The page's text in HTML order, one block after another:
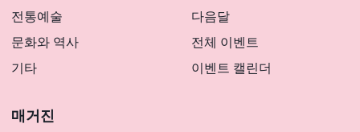
전통예술
문화와 역사
기타
다음달
전체 이벤트
이벤트 캘린더
매거진